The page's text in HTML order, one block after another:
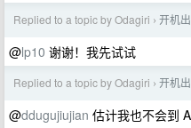
Replied to a topic by Odagiri › 开机
@lp10 谢谢！我先试试
Replied to a topic by Odagiri › 开机
@ddugujiujian 估计我也不会到